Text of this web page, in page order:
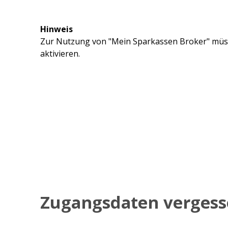
Hinweis
Zur Nutzung von "Mein Sparkassen Broker"
aktivieren.
Zugangsdaten